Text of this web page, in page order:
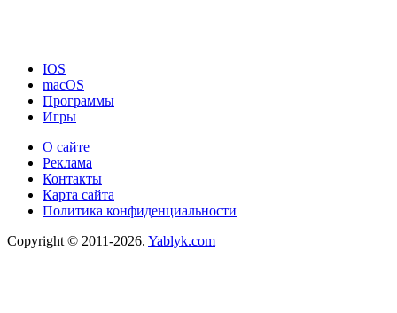
IOS
macOS
Программы
Игры
О сайте
Реклама
Контакты
Карта сайта
Политика конфиденциальности
Copyright © 2011-2026. Yablyk.сom